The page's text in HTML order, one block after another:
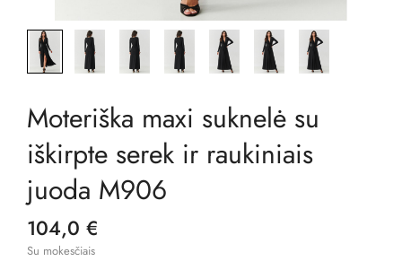
Moteriška maxi suknelė su
iškirpte serek ir raukiniais
juoda M906
104,0 €
Su mokesčiais